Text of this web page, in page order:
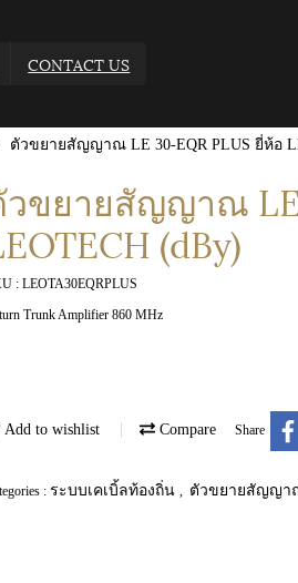
CONTACT US
ตัวขยายสัญญาณ LE 30-EQR PLUS ยี่ห้อ
ขยายสัญญาณ LE
(dBy)
: LEOTA30EQRPLUS
Trunk Amplifier 860 MHz
Add to wishlist Compare Share
: ระบบเคเบิ้ลท้องถิ่น ตัวขยายสัญญา